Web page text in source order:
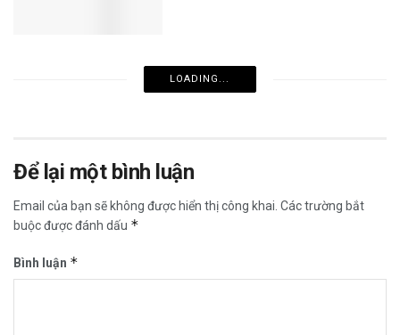
LOADING...
Để lại một bình luận
Email của bạn sẽ không được hiển thị công khai. Các trường bắt
buộc được đánh dấu *
Bình luận *